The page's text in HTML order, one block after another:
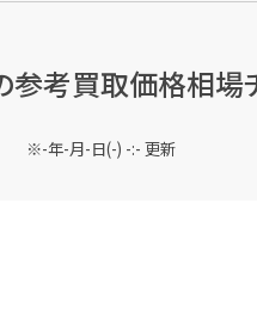
参考買取価格相場
-年-月-日(-) -:- 更新